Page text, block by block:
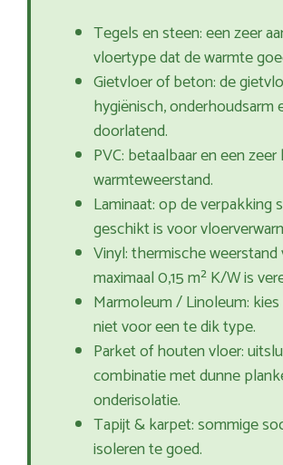
Tegels en steen: een zeer
vloertype dat de warmte
Gietvloer of beton: de
hygiënisch, onderhoudsarm
doorlatend.
PVC: betaalbaar en een zeer
warmteweerstand.
Laminaat: op de verpakking
geschikt is voor
Vinyl: thermische weerstand
maximaal 0,15 m² K/W is
Marmoleum / Linoleum:
niet voor een te dik type.
Parket of houten vloer:
combinatie met dunne
onderisolatie.
Tapijt & karpet: sommige
isoleren te goed.